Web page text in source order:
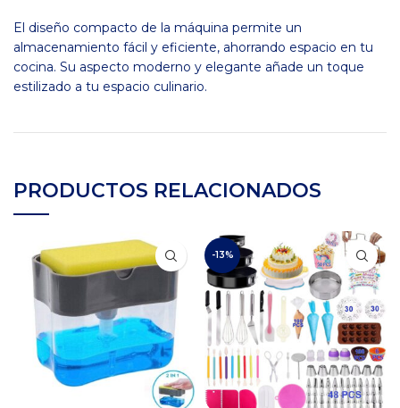
El diseño compacto de la máquina permite un
almacenamiento fácil y eficiente, ahorrando espacio en tu
cocina. Su aspecto moderno y elegante añade un toque
estilizado a tu espacio culinario.
PRODUCTOS RELACIONADOS
-13%